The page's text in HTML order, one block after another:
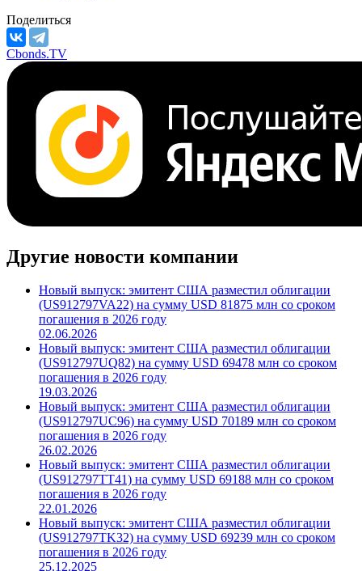
Поделиться
Cbonds.TV
Другие новости компании
Новый выпуск: эмитент США разместил облигации
(US912797VA22) на сумму USD 81875 млн со сроком
погашения в 2026 году
02.06.2026
Новый выпуск: эмитент США разместил облигации
(US912797UQ82) на сумму USD 69478 млн со сроком
погашения в 2026 году
19.03.2026
Новый выпуск: эмитент США разместил облигации
(US912797UC96) на сумму USD 70189 млн со сроком
погашения в 2026 году
26.02.2026
Новый выпуск: эмитент США разместил облигации
(US912797TT41) на сумму USD 69188 млн со сроком
погашения в 2026 году
22.01.2026
Новый выпуск: эмитент США разместил облигации
(US912797TK32) на сумму USD 69239 млн со сроком
погашения в 2026 году
25.12.2025